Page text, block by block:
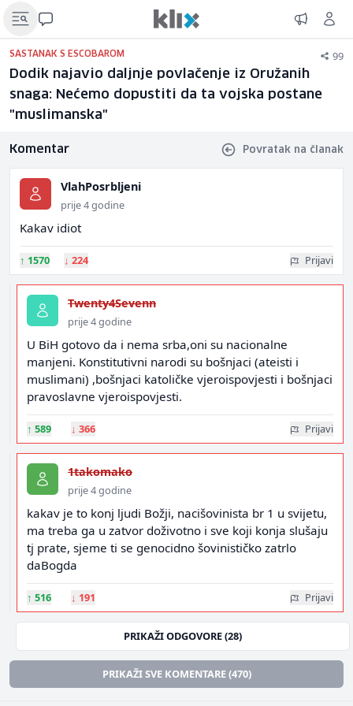
SASTANAK S ESCOBAROM 99
Dodik najavio daljnje povlačenje iz Oružanih
snaga: Nećemo dopustiti da ta vojska postane
"muslimanska"
Komentar Povratak na članak
VlahPosrbljeni
prije 4 godine
Kakav idiot
↑ 1570 ↓ 224 Prijavi
Twenty4Sevenn
prije 4 godine
U BiH gotovo da i nema srba,oni su nacionalne
manjeni. Konstitutivni narodi su bošnjaci (ateisti i
muslimani) ,bošnjaci katoličke vjeroispovjesti i bošnjaci
pravoslavne vjeroispovjesti.
↑ 589 ↓ 366 Prijavi
1takomako
prije 4 godine
kakav je to konj ljudi Božji, nacišovinista br 1 u svijetu,
ma treba ga u zatvor doživotno i sve koji konja slušaju
tj prate, sjeme ti se genocidno šovinističko zatrlo
daBogda
↑ 516 ↓ 191 Prijavi
PRIKAŽI ODGOVORE (28)
PRIKAŽI SVE KOMENTARE (470)